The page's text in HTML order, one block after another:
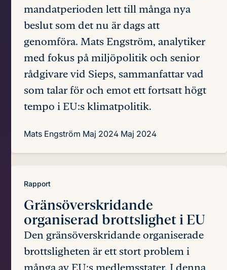
mandatperioden lett till många nya
beslut som det nu är dags att
genomföra. Mats Engström, analytiker
med fokus på miljöpolitik och senior
rådgivare vid Sieps, sammanfattar vad
som talar för och emot ett fortsatt högt
tempo i EU:s klimatpolitik.
Mats Engström Maj 2024 Maj 2024
Rapport
Gränsöverskridande
organiseradbrottslighet i EU
Den gränsöverskridande organiserade
brottsligheten är ett stort problem i
många av EU:s medlemsstater. I denna